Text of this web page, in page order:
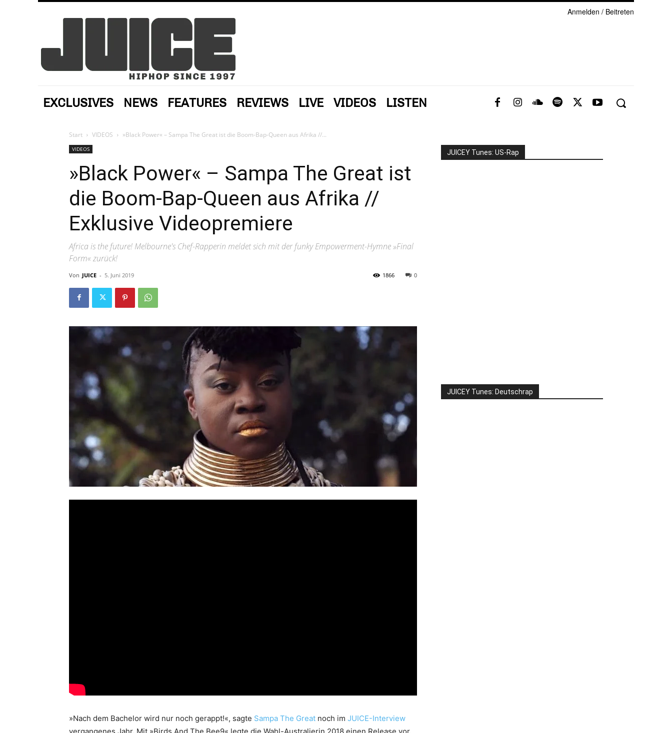
Anmelden / Beitreten
EXCLUSIVES NEWS FEATURES REVIEWS LIVE VIDEOS LISTEN
Start VIDEOS »Black Power« – Sampa The Great ist die Boom-Bap-Queen aus Afrika //...
VIDEOS
»Black Power« – Sampa The Great ist
die Boom-Bap-Queen aus Afrika //
Exklusive Videopremiere
Africa is the future! Melbourne's Chef-Rapperin meldet sich mit der funky Empowerment-Hymne »Final
Form« zurück!
Von JUICE - 5. Juni 2019 0
1866
»Nach dem Bachelor wird nur noch gerappt!«, sagte Sampa The Great noch im JUICE-Interview
JUICEY Tunes: US-Rap
JUICEY Tunes: Deutschrap